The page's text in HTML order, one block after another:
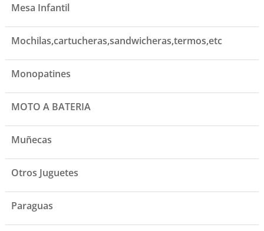
Mesa Infantil
Mochilas,cartucheras,sandwicheras,termos,etc
Monopatines
MOTO A BATERIA
Muñecas
Otros Juguetes
Paraguas